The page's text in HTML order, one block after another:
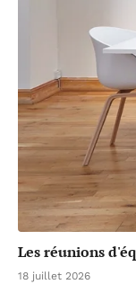
Les réunions
18 juillet 2026